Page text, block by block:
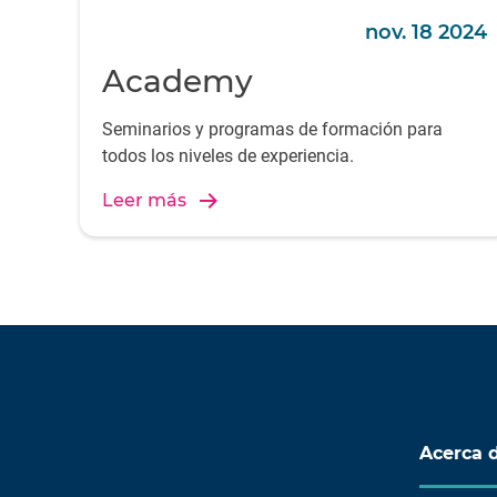
nov. 18 2024
Academy
Seminarios y programas de formación para
todos los niveles de experiencia.
Leer más
Acerca